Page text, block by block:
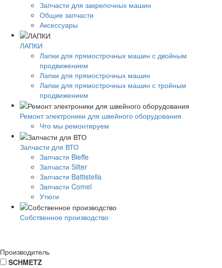
Запчасти для закрепочных машин
Общие запчасти
Аксессуары
ЛАПКИ
Лапки для прямострочных машин с двойным
продвижением
Лапки для прямострочных машин
Лапки для прямострочных машин с тройным
продвижением
Ремонт электроники для швейного оборудования
Что мы ремонтируем
Запчасти для ВТО
Запчасти Bieffe
Запчасти Silter
Запчасти Battistella
Запчасти Comel
Утюги
Собственное производство
Производитель
SCHMETZ